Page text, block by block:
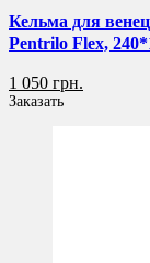
Кельма для
Pentrilo Flex,
1 050 грн.
Заказать